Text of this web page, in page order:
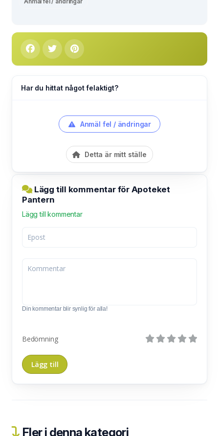
Har du hittat något felaktigt?
Anmäl fel / ändringar
Detta är mitt ställe
Lägg till kommentar för Apoteket
Pantern
Lägg till kommentar
Din kommentar blir synlig för alla!
Bedömning
Fler i denna kategori